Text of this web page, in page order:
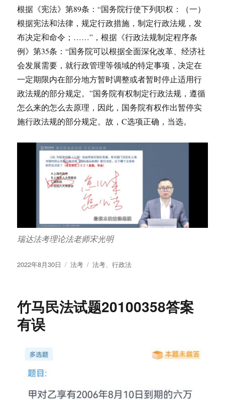
根据《宪法》第89条：“国务院行使下列职权：（一）
根据宪法和法律，规定行政措施，制定行政法规，发
布决定和命令；……”，根据《行政法规制定程序条
例》第35条：“国务院可以根据全面深化改革、经济社
会发展需要，就行政管理等领域的特定事项，决定在
一定期限内在部分地方暂时调整或者暂时停止适用行
政法规的部分规定。”国务院有权制定行政法规，遵循
怎么来的怎么去原理，因此，国务院有权作出暂停实
施行政法规的部分规定。故，C选项正确，当选。
瑞达法考理论法老师宋光明
发
2022年8月30日
分
法考
标
法考、行政法
竹马民法试题20100358答案
有误